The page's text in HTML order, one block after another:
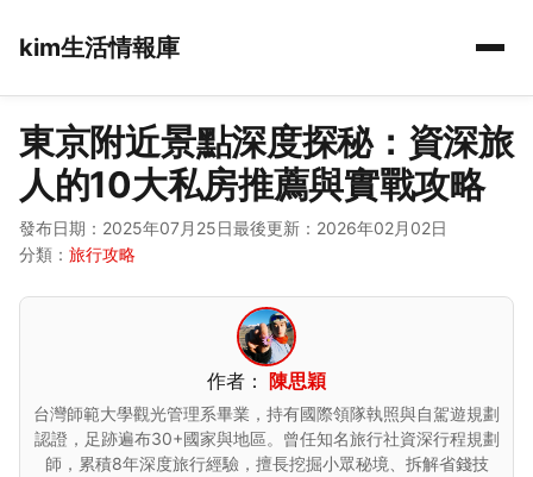
kim生活情報庫
東京附近景點深度探秘：資深旅
人的10大私房推薦與實戰攻略
發布日期：2025年07月25日最後更新：2026年02月02日
分類： 旅行攻略
作者： 陳思穎
台灣師範大學觀光管理系畢業，持有國際領隊執照與自駕遊規劃
認證，足跡遍布30+國家與地區。曾任知名旅行社資深行程規劃
師，累積8年深度旅行經驗，擅長挖掘小眾秘境、拆解省錢技